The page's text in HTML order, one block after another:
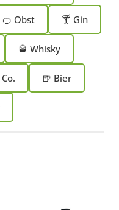
🍊 Obst 🍸 Gin
🥃 Whisky
🍺 Bier